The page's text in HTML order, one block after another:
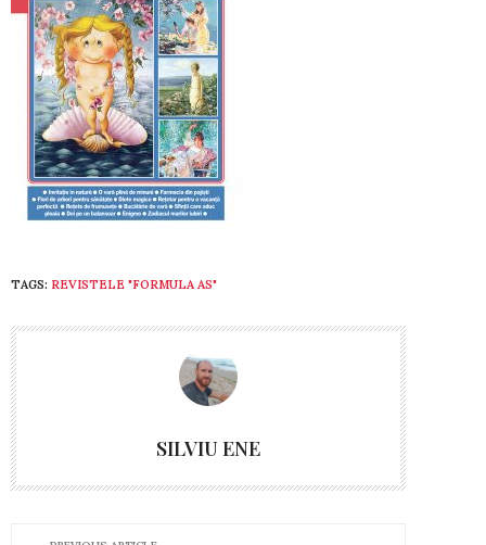
TAGS: REVISTELE "FORMULA AS"
SILVIU ENE